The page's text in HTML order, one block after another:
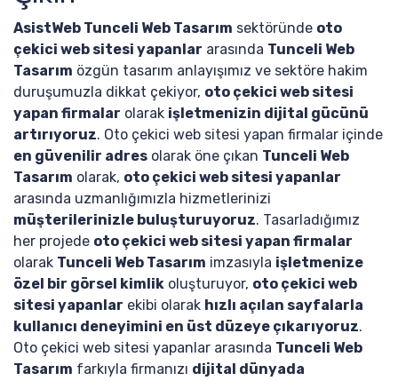
AsistWeb Tunceli Web Tasarım sektöründe oto
çekici web sitesi yapanlar arasında Tunceli Web
Tasarım özgün tasarım anlayışımız ve sektöre hakim
duruşumuzla dikkat çekiyor, oto çekici web sitesi
yapan firmalar olarak işletmenizin dijital gücünü
artırıyoruz. Oto çekici web sitesi yapan firmalar içinde
en güvenilir adres olarak öne çıkan Tunceli Web
Tasarım olarak, oto çekici web sitesi yapanlar
arasında uzmanlığımızla hizmetlerinizi
müşterilerinizle buluşturuyoruz. Tasarladığımız
her projede oto çekici web sitesi yapan firmalar
olarak Tunceli Web Tasarım imzasıyla işletmenize
özel bir görsel kimlik oluşturuyor, oto çekici web
sitesi yapanlar ekibi olarak hızlı açılan sayfalarla
kullanıcı deneyimini en üst düzeye çıkarıyoruz.
Oto çekici web sitesi yapanlar arasında Tunceli Web
Tasarım farkıyla firmanızı dijital dünyada